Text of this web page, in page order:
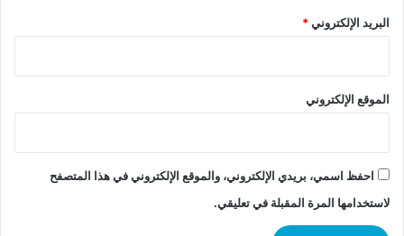
البريد الإلكتروني*
الموقع الإلكتروني
احفظ اسمي، بريدي الإلكتروني، والموقع الإلكتروني في هذا المتصفح
لاستخدامها المرة المقبلة في تعليقي.